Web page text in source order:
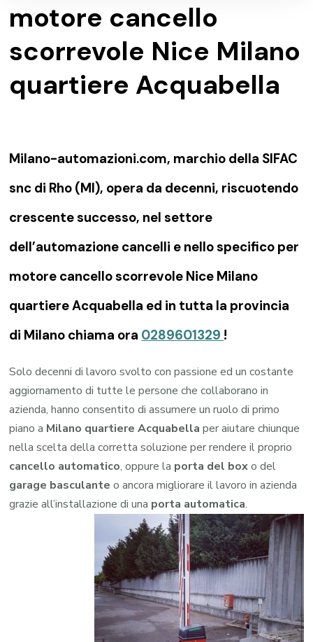
motore cancello
scorrevole Nice Milano
quartiere Acquabella
Milano-automazioni.com, marchio della SIFAC
snc di Rho (MI), opera da decenni, riscuotendo
crescente successo, nel settore
dell’automazione cancelli e nello specifico per
motore cancello scorrevole Nice Milano
quartiere Acquabella ed in tutta la provincia
di Milano chiama ora 0289601329 !
Solo decenni di lavoro svolto con passione ed un costante
aggiornamento di tutte le persone che collaborano in
azienda, hanno consentito di assumere un ruolo di primo
piano a Milano quartiere Acquabella per aiutare chiunque
nella scelta della corretta soluzione per rendere il proprio
cancello automatico, oppure la porta del boxo del
garage basculante o ancora migliorare il lavoro in azienda
grazie all’installazione di una porta automatica.